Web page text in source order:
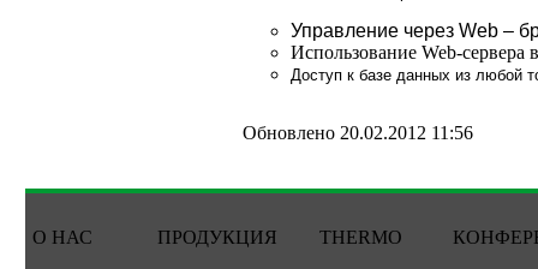
Управление через Web –
Использование Web-сервера
Доступ к базе данных из любой
Обновлено 20.02.2012 11:56
О НАС ПРОДУКЦИЯ THERMO